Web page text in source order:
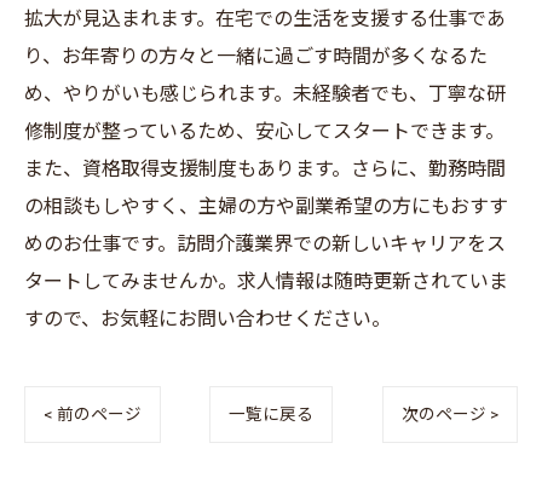
拡大が見込まれます。在宅での生活を支援する仕事であ
り、お年寄りの方々と一緒に過ごす時間が多くなるた
め、やりがいも感じられます。未経験者でも、丁寧な研
修制度が整っているため、安心してスタートできます。
また、資格取得支援制度もあります。さらに、勤務時間
の相談もしやすく、主婦の方や副業希望の方にもおすす
めのお仕事です。訪問介護業界での新しいキャリアをス
タートしてみませんか。求人情報は随時更新されていま
すので、お気軽にお問い合わせください。
< 前のページ 一覧に戻る 次のページ >